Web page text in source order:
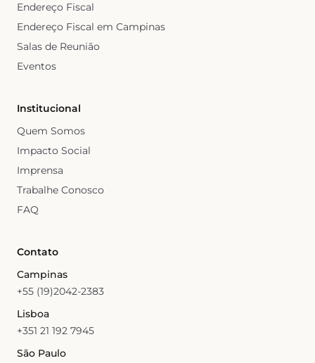
Endereço Fiscal
Endereço Fiscal em Campinas
Salas de Reunião
Eventos
Institucional
Quem Somos
Impacto Social
Imprensa
Trabalhe Conosco
FAQ
Contato
Campinas
+55 (19)2042-2383
Lisboa
+351 21 192 7945
São Paulo